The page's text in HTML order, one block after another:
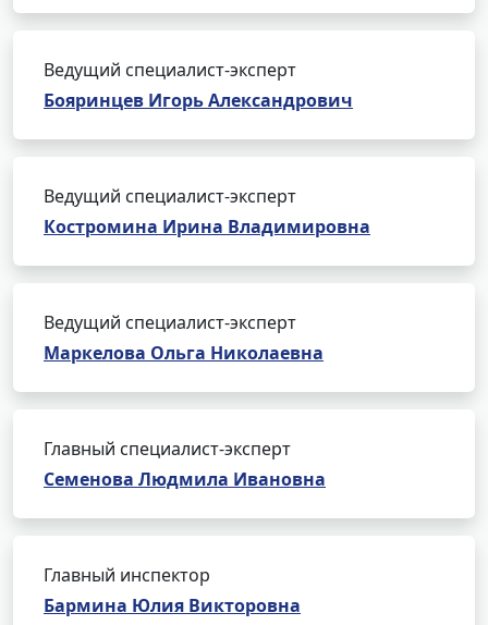
Ведущий специалист-эксперт
Бояринцев Игорь Александрович
Ведущий специалист-эксперт
Костромина Ирина Владимировна
Ведущий специалист-эксперт
Маркелова Ольга Николаевна
Главный специалист-эксперт
Семенова Людмила Ивановна
Главный инспектор
Бармина Юлия Викторовна